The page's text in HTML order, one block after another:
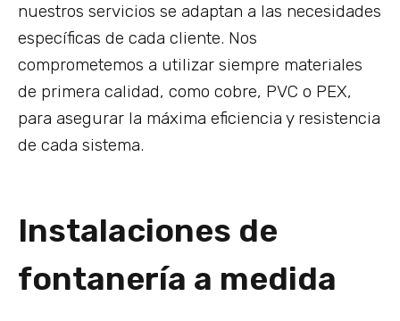
nuestros servicios se adaptan a las necesidades
específicas de cada cliente. Nos
comprometemos a utilizar siempre materiales
de primera calidad, como cobre, PVC o PEX,
para asegurar la máxima eficiencia y resistencia
de cada sistema.
Instalaciones de
fontanería a medida